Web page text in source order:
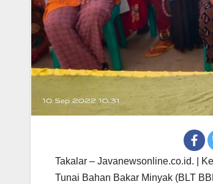
Takalar – Javanewsonline.co.id. |
Tunai Bahan Bakar Minyak (BLT